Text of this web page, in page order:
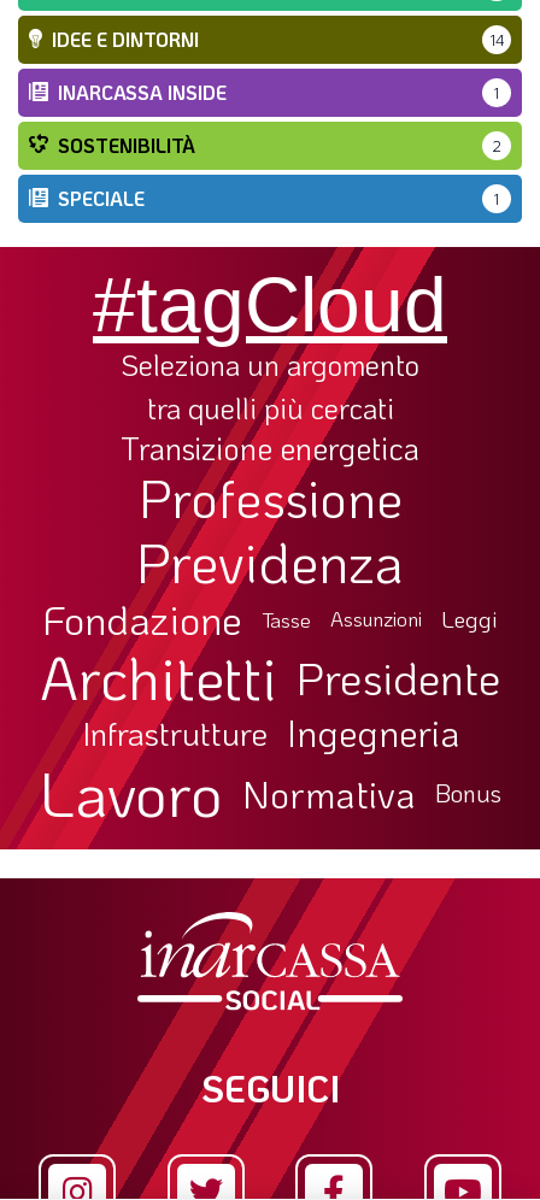
IDEE E DINTORNI 14
INARCASSA INSIDE 1
SOSTENIBILITÀ 2
SPECIALE 1
#tagCloud
Seleziona un argomento
tra quelli più cercati
Transizione energetica
Professione
Previdenza
Fondazione Tasse Assunzioni Leggi
Architetti Presidente
Infrastrutture Ingegneria
Lavoro Normativa Bonus
SEGUICI